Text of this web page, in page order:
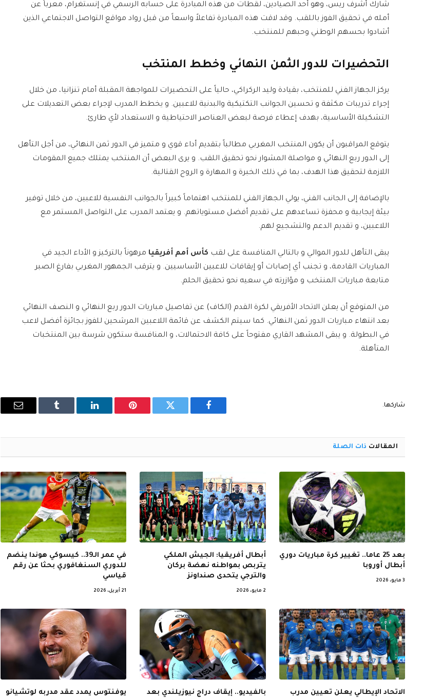
شارك أشرف ريس، وهو أحد الصيادين، لقطات من هذه المبادرة على حسابه الرسمي في إنستغرام، معرباً عن
أمله في تحقيق الفوز باللقب. وقد لاقت هذه المبادرة تفاعلاً واسعاً من قبل رواد مواقع التواصل الاجتماعي الذين
أشادوا بحسهم الوطني وحبهم للمنتخب.
التحضيرات للدور الثمن النهائي وخطط المنتخب
يركز الجهاز الفني للمنتخب، بقيادة وليد الركراكي، حالياً على التحضيرات للمواجهة المقبلة أمام تنزانيا، من خلال
إجراء تدريبات مكثفة و تحسين الجوانب التكتيكية والبدنية للاعبين. و يخطط المدرب لإجراء بعض التعديلات على
التشكيلة الأساسية، بهدف إعطاء فرصة لبعض العناصر الاحتياطية و الاستعداد لأي طارئ.
يتوقع المراقبون أن يكون المنتخب المغربي مطالباً بتقديم أداء قوي و متميز في الدور ثمن النهائي، من أجل التأهل
إلى الدور ربع النهائي و مواصلة المشوار نحو تحقيق اللقب. و يرى البعض أن المنتخب يمتلك جميع المقومات
اللازمة لتحقيق هذا الهدف، بما في ذلك الخبرة و المهارة و الروح القتالية.
بالإضافة إلى الجانب الفني، يولي الجهاز الفني للمنتخب اهتماماً كبيراً بالجوانب النفسية للاعبين، من خلال توفير
بيئة إيجابية و محفزة تساعدهم على تقديم أفضل مستوياتهم. و يعتمد المدرب على التواصل المستمر مع
اللاعبين، و تقديم الدعم والتشجيع لهم.
يبقى التأهل للدور الموالي و بالتالي المنافسة على لقب كأس أمم أفريقيا مرهوناً بالتركيز و الأداء الجيد في
المباريات القادمة، و تجنب أي إصابات أو إيقافات للاعبين الأساسيين. و يترقب الجمهور المغربي بفارغ الصبر
متابعة مباريات المنتخب و مؤازرته في سعيه نحو تحقيق الحلم.
من المتوقع أن يعلن الاتحاد الأفريقي لكرة القدم (الكاف) عن تفاصيل مباريات الدور ربع النهائي و النصف النهائي
بعد انتهاء مباريات الدور ثمن النهائي. كما سيتم الكشف عن قائمة اللاعبين المرشحين للفوز بجائزة أفضل لاعب
في البطولة. و يبقى المشهد القاري مفتوحاً على كافة الاحتمالات، و المنافسة ستكون شرسة بين المنتخبات
المتأهلة.
شاركها.
فيسبوك تويتر بينتيريستلينكدإن Tumblr
البريد
المقالات ذات الصلة
بعد 25 عاما.. تغيير كرة مباريات دوري
أبطال أوروبا
3 مايو، 2026
أبطال أفريقيا: الجيش الملكي
يتربص بمواطنه نهضة بركان
والترجي يتحدى صنداونز
2 مايو، 2026
في عمر الـ39.. كيسوكي هوندا ينضم
للدوري السنغافوري بحثا عن رقم
قياسي
21 أبريل، 2026
الاتحاد الإيطالي يعلن تعيين مدرب بالفيديو.. إيقاف دراج نيوزيلندي بعد يوفنتوس يمدد عقد مدربه لوتشيانو